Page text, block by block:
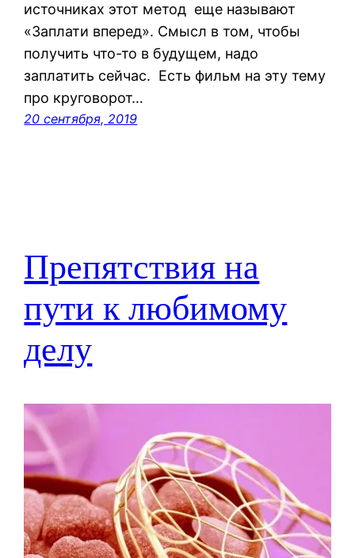
источниках этот метод еще называют
«Заплати вперед». Смысл в том, чтобы
получить что-то в будущем, надо
заплатить сейчас. Есть фильм на эту тему
про круговорот…
20 сентября, 2019
Препятствия на
пути к любимому
делу